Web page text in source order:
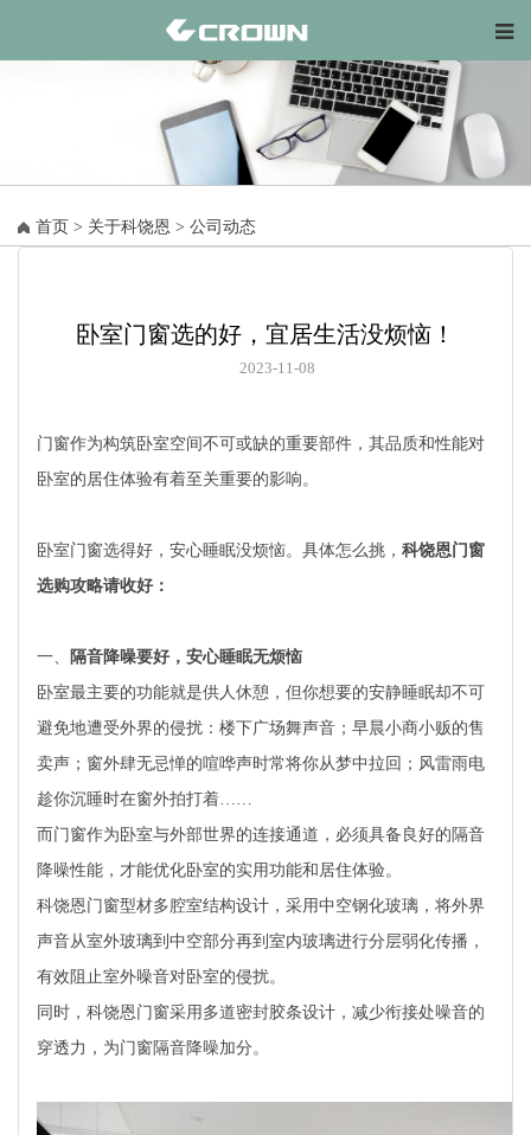
首页 > 关于科饶恩 > 公司动态
卧室门窗选的好，宜居生活没烦恼！
2023-11-08
门窗作为构筑卧室空间不可或缺的重要部件，其品质和性能对
卧室的居住体验有着至关重要的影响。
卧室门窗选得好，安心睡眠没烦恼。具体怎么挑， 科饶恩门窗
选购攻略请收好：
一、
隔音降噪要好，安心睡眠无烦恼
卧室最主要的功能就是供人休憩，但你想要的安静睡眠却不可
避免地遭受外界的侵扰：楼下广场舞声音；早晨小商小贩的售
卖声；窗外肆无忌惮的喧哗声时常将你从梦中拉回；风雷雨电
趁你沉睡时在窗外拍打着……
而门窗作为卧室与外部世界的连接通道，必须具备良好的隔音
降噪性能，才能优化卧室的实用功能和居住体验。
科饶恩门窗型材多腔室结构设计，采用中空钢化玻璃，将外界
声音从室外玻璃到中空部分再到室内玻璃进行分层弱化传播，
有效阻止室外噪音对卧室的侵扰。
同时，科饶恩门窗采用多道密封胶条设计，减少衔接处噪音的
穿透力，为门窗隔音降噪加分。